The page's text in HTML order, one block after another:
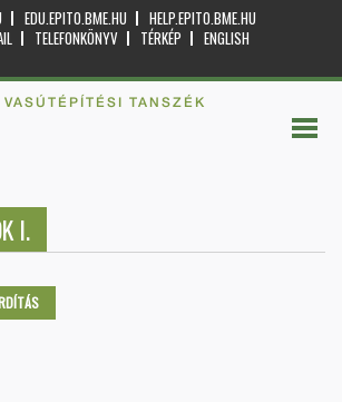
EDU.EPITO.BME.HU
HELP.EPITO.BME.HU
TELEFONKÖNYV TÉRKÉP
ENGLISH
TANSZÉK
I.